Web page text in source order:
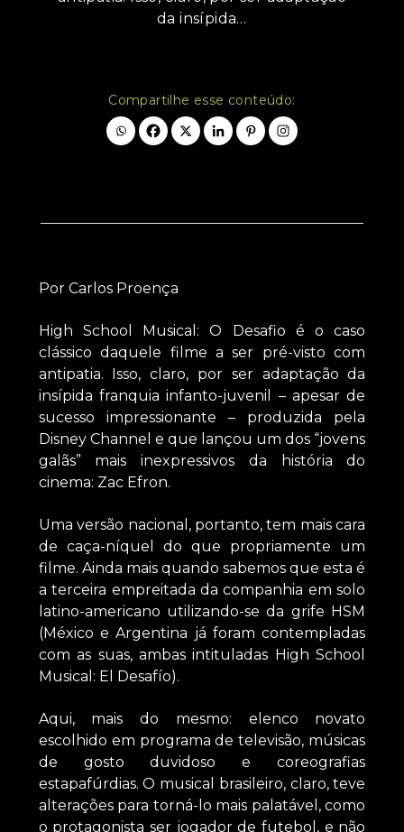
da insípida…
Compartilhe esse conteúdo:
Por Carlos Proença
High School Musical: O Desafio é o caso
clássico daquele filme a ser pré-visto com
antipatia. Isso, claro, por ser adaptação da
insípida franquia infanto-juvenil – apesar de
sucesso impressionante – produzida pela
Disney Channel e que lançou um dos “jovens
galãs” mais inexpressivos da história do
cinema: Zac Efron.
Uma versão nacional, portanto, tem mais cara
de caça-níquel do que propriamente um
filme. Ainda mais quando sabemos que esta é
a terceira empreitada da companhia em solo
latino-americano utilizando-se da grife HSM
(México e Argentina já foram contempladas
com as suas, ambas intituladas High School
Musical: El Desafío).
Aqui, mais do mesmo: elenco novato
escolhido em programa de televisão, músicas
de gosto duvidoso e coreografias
estapafúrdias. O musical brasileiro, claro, teve
alterações para torná-lo mais palatável, como
o protagonista ser jogador de futebol, e não